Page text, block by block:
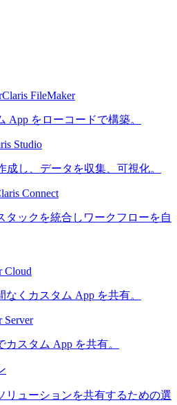
Claris FileMaker
App をローコードで構築。
Studio
成し、データを収集、可視化。
Connect
タックを統合しワークフローを自
Cloud
なくカスタム App を共有。
Server
カスタム App を共有。
リューションを共有するための選